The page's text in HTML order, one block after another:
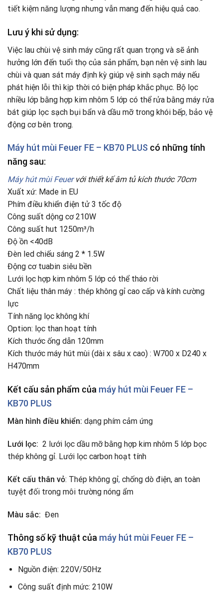
tiết kiệm năng lượng nhưng vẫn mang đến hiệu quả cao.
Lưu ý khi sử dụng:
Việc lau chùi vệ sinh máy cũng rất quan trọng và sẽ ảnh
hưởng lớn đến tuổi thọ của sản phẩm, bạn nên vệ sinh lau
chùi và quan sát máy định kỳ giúp vệ sinh sạch máy nếu
phát hiện lỗi thì kịp thời có biện pháp khắc phục. Bộ lọc
nhiều lớp bằng hợp kim nhôm 5 lớp có thể rửa bằng máy rửa
bát giúp lọc sạch bụi bẩn và dầu mỡ trong khói bếp, bảo vệ
động cơ bên trong.
Máy hút mùi Feuer FE – KB70 PLUS có những tính
năng sau:
Máy hút mùi Feuervới thiết kế âm tủ kích thước 70cm
Xuất xứ: Made in EU
Phím điều khiển điện tử 3 tốc độ
Công suất dộng cơ 210W
Công suất hut 1250m³/h
Độ ồn <40dB
Đèn led chiếu sáng 2 * 1.5W
Động cơ tuabin siêu bền
Lưới lọc hợp kim nhôm 5 lớp có thể tháo rời
Chất liệu thân máy : thép không gỉ cao cấp và kính cường
lực
Tính năng lọc không khí
Option: lọc than hoạt tính
Kích thước ống dẫn 120mm
Kích thước máy hút mùi (dài x sâu x cao) : W700 x D240 x
H470mm
Kết cấu sản phẩm của máy hút mùi Feuer FE –
KB70 PLUS
Màn hình điều khiển: dạng phím cảm ứng
Lưới lọc: 2 lưới lọc dầu mỡ bằng hợp kim nhôm 5 lớp bọc
thép không gỉ. Lưới lọc carbon hoạt tính
Kết cấu thân vỏ: Thép không gỉ, chống dò điện, an toàn
tuyệt đối trong môi trường nóng ẩm
Màu sắc: Đen
Thông số kỹ thuật của máy hút mùi Feuer FE –
KB70 PLUS
Nguồn điện: 220V/50Hz
Công suất định mức: 210W